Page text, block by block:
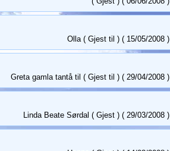
Olla ( Gjest til ) ( 15/05/2008 )
Greta gamla tantå til ( Gjest til ) ( 29/04/2008 )
Linda Beate Sørdal ( Gjest ) ( 29/03/2008 )